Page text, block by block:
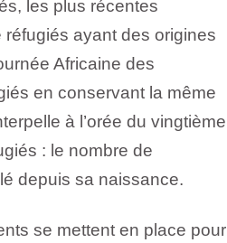
les plus récentes
ayant des origines
Africaine des
en conservant la même
à l’orée du vingtième
: le nombre de
depuis sa naissance.
se mettent en place pour